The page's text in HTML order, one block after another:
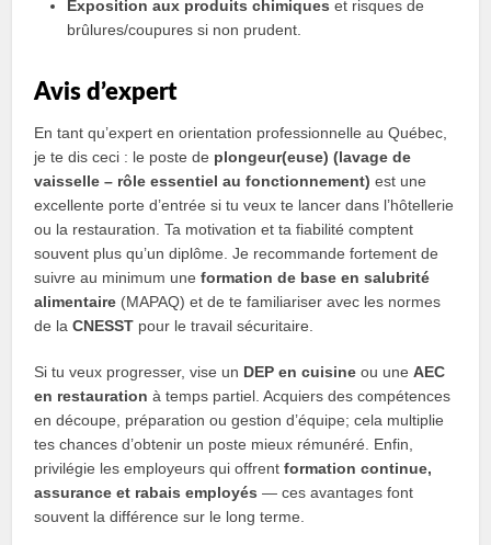
Exposition aux produits chimiques et risques de
brûlures/coupures si non prudent.
Avis d’expert
En tant qu’expert en orientation professionnelle au Québec,
je te dis ceci : le poste de plongeur(euse) (lavage de
vaisselle – rôle essentiel au fonctionnement) est une
excellente porte d’entrée si tu veux te lancer dans l’hôtellerie
ou la restauration. Ta motivation et ta fiabilité comptent
souvent plus qu’un diplôme. Je recommande fortement de
suivre au minimum uneformation de base en salubrité
alimentaire (MAPAQ) et de te familiariser avec les normes
de laCNESST pour le travail sécuritaire.
Si tu veux progresser, vise un DEP en cuisine ou uneAEC
en restauration à temps partiel. Acquiers des compétences
en découpe, préparation ou gestion d’équipe; cela multiplie
tes chances d’obtenir un poste mieux rémunéré. Enfin,
privilégie les employeurs qui offrentformation continue,
assurance et rabais employés — ces avantages font
souvent la différence sur le long terme.